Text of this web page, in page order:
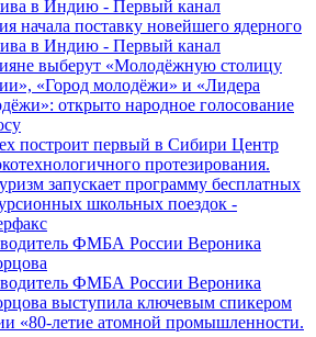
в Индию - Первый канал
начала поставку новейшего ядерного
в Индию - Первый канал
выберут «Молодёжную столицу
«Город молодёжи» и «Лидера
открыто народное голосование
построит первый в Сибири Центр
протезирования.
запускает программу бесплатных
школьных поездок -
ФМБА России Вероника
ФМБА России Вероника
выступила ключевым спикером
«80-летие атомной промышленности.